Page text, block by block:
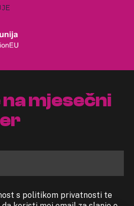
mjesečni
s politikom privatnosti te